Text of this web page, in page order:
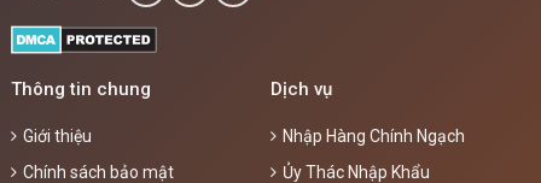
Thông tin chung
Giới thiệu
Chính sách bảo mật
Dịch vụ
Nhập Hàng Chính Ngạch
Ủy Thác Nhập Khẩu